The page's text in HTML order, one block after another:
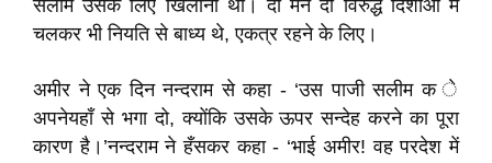
सलीम उसके लिए खिलौना था। दो मन दो विरुद्ध दिशाओं में
चलकर भी नियति से बाध्य थे, एकत्र रहने के लिए।
अमीर ने एक दिन नन्दराम से कहा - ‘उस पाजी सलीम क े
अपनेयहाँ से भगा दो, क्योंकि उसके ऊपर सन्देह करने का पूरा
कारण है।’नन्दराम ने हँसकर कहा - ‘भाई अमीर! वह परदेश में